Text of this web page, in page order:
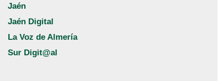
Jaén
Jaén Digital
La Voz de Almería
Sur Digit@al